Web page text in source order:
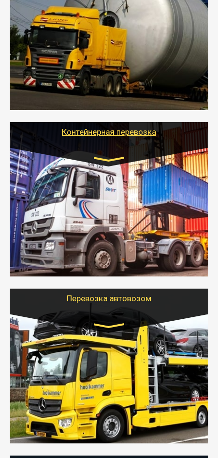
Цена за км. Рассчитывается
индивидуально
- Перевозка техники и негабаритных грузов
осуществляется после получения разрешения на
перевозку (обычно 7-14 дней).
- Тайгер Логистик в короткие сроки поможет вам
качественно и безопасно перевезти негабаритные
грузы по всей России тралом, манипулятором и
другим транспортом и подобрать оптимальный
Контейнерная перевозка
Цена за км. Рассчитывается
индивидуально
- Контейнерные грузоперевозки на специальном
оборудованном транспорте быстро, качественно и
безопасно.
- Наша транспортная компания поможет
организовать доставку в порт и из порта
стандартных контейнеров на контейнеровозе,
шаландах и площадках (открытых кузовах),
используя надежные крепления.
Перевозка автовозом
Цена за км. Рассчитывается
индивидуально
- Перевозка автовозом от Тайгер Логистик – это
быстрый и безопасный способ доставить несколько
легковых автомобилей за одну поездку в другой
город.
- Наша транспортная компания организует доставку
машин автовозом, подобрав оптимальный маршрут с
учетом всех особенности по пути следования.